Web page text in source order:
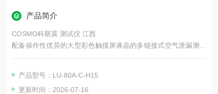
产品简介
COSMO科斯莫 测试仪 江西
配备操作性优异的大型彩色触摸屏液晶的多链接式空气泄漏测试
仪，可通过一台控制器最多连接8个传感器单元进行泄漏测试。
产品型号：LU‑80A‑C‑H15
更新时间：2026-07-16